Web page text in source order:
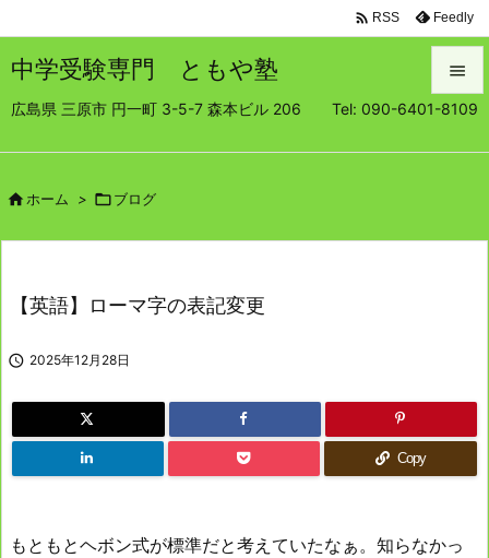
中学受験専門 ともや塾
広島県 三原市 円一町 3-5-7 森本ビル 206 Tel: 090-6401-8109


 RSS Feedly
 ホーム > ブログ
【英語】ローマ字の表記変更
 2025年12月28日
Copy
もともとヘボン式が標準だと考えていたなぁ。知らなかっ